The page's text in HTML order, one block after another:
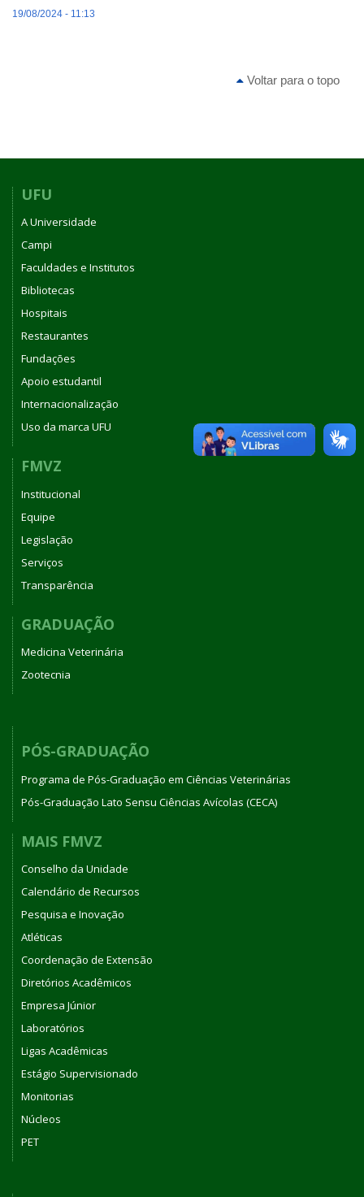
19/08/2024 - 11:13
Voltar para o topo
UFU
A Universidade
Campi
Faculdades e Institutos
Bibliotecas
Hospitais
Restaurantes
Fundações
Apoio estudantil
Internacionalização
Uso da marca UFU
FMVZ
Institucional
Equipe
Legislação
Serviços
Transparência
GRADUAÇÃO
Medicina Veterinária
Zootecnia
PÓS-GRADUAÇÃO
Programa de Pós-Graduação em Ciências Veterinárias
Pós-Graduação Lato Sensu Ciências Avícolas (CECA)
MAIS FMVZ
Conselho da Unidade
Calendário de Recursos
Pesquisa e Inovação
Atléticas
Coordenação de Extensão
Diretórios Acadêmicos
Empresa Júnior
Laboratórios
Ligas Acadêmicas
Estágio Supervisionado
Monitorias
Núcleos
PET